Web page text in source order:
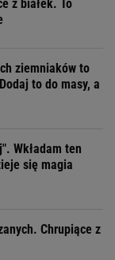
z białek. To
ziemniaków to
to do masy, a
Wkładam ten
się magia
Chrupiące z